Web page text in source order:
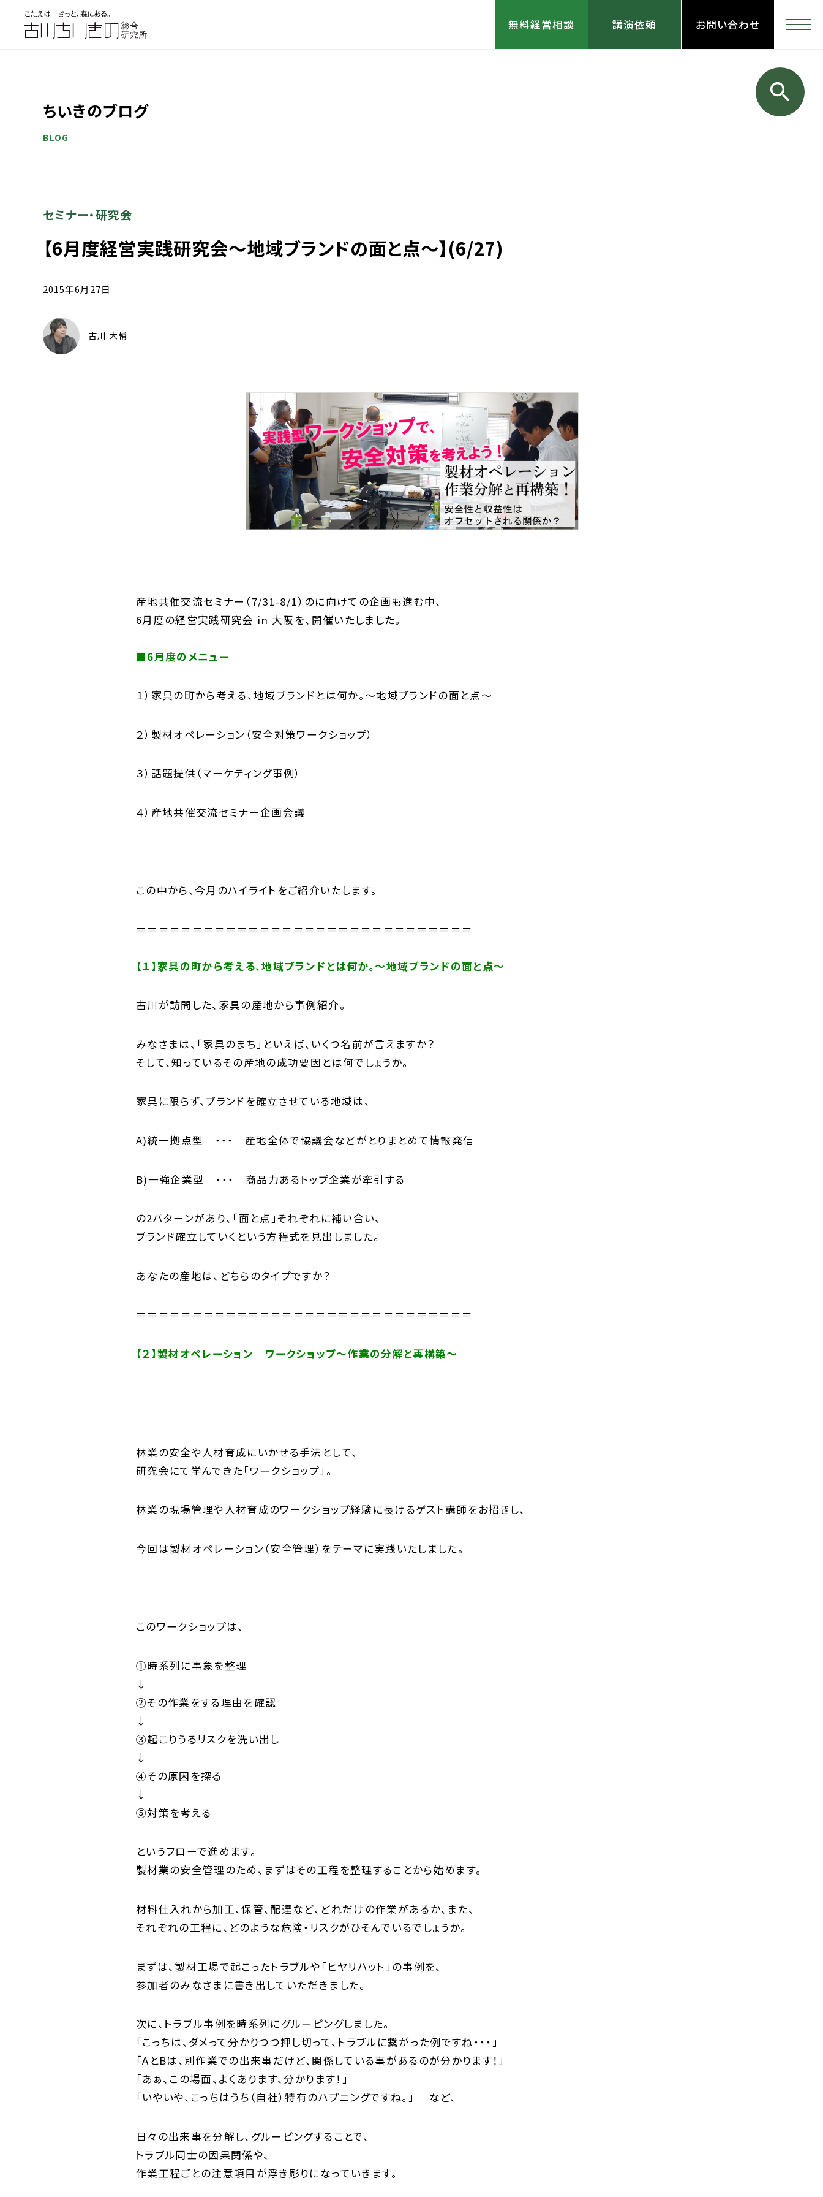
無料経営相談 講演依頼 お問い合わせ
ちいきのブログ
BLOG
セミナー・研究会
【6月度経営実践研究会～地域ブランドの面と点～】(6/27)
2015年6月27日
古川 大輔
産地共催交流セミナー（7/31-8/1）のに向けての企画も進む中、
6月度の経営実践研究会 in 大阪を、開催いたしました。
■6月度のメニュー
１）家具の町から考える、地域ブランドとは何か。～地域ブランドの面と点～
２）製材オペレーション（安全対策ワークショップ）
３）話題提供（マーケティング事例）
４）産地共催交流セミナー企画会議
この中から、今月のハイライトをご紹介いたします。
＝＝＝＝＝＝＝＝＝＝＝＝＝＝＝＝＝＝＝＝＝＝＝＝＝＝＝＝＝＝
【１】家具の町から考える、地域ブランドとは何か。～地域ブランドの面と点～
古川が訪問した、家具の産地から事例紹介。
みなさまは、「家具のまち」といえば、いくつ名前が言えますか？
そして、知っているその産地の成功要因とは何でしょうか。
家具に限らず、ブランドを確立させている地域は、
A)統一拠点型 ・・・ 産地全体で協議会などがとりまとめて情報発信
B)一強企業型 ・・・ 商品力あるトップ企業が牽引する
の2パターンがあり、「面と点」それぞれに補い合い、
ブランド確立していくという方程式を見出しました。
あなたの産地は、どちらのタイプですか？
＝＝＝＝＝＝＝＝＝＝＝＝＝＝＝＝＝＝＝＝＝＝＝＝＝＝＝＝＝＝
【２】製材オペレーション ワークショップ～作業の分解と再構築～
林業の安全や人材育成にいかせる手法として、
研究会にて学んできた「ワークショップ」。
林業の現場管理や人材育成のワークショップ経験に長けるゲスト講師をお招きし、
今回は製材オペレーション（安全管理）をテーマに実践いたしました。
このワークショップは、
①時系列に事象を整理
↓
②その作業をする理由を確認
↓
③起こりうるリスクを洗い出し
↓
④その原因を探る
↓
⑤対策を考える
というフローで進めます。
製材業の安全管理のため、まずはその工程を整理することから始めます。
材料仕入れから加工、保管、配達など、どれだけの作業があるか、また、
それぞれの工程に、どのような危険・リスクがひそんでいるでしょうか。
まずは、製材工場で起こったトラブルや「ヒヤリハット」の事例を、
参加者のみなさまに書き出していただきました。
次に、トラブル事例を時系列にグルーピングしました。
「こっちは、ダメって分かりつつ押し切って、トラブルに繋がった例ですね・・・」
「AとBは、別作業での出来事だけど、関係している事があるのが分かります！」
「あぁ、この場面、よくあります、分かります！」
「いやいや、こっちはうち（自社）特有のハプニングですね。」 など、
日々の出来事を分解し、グルーピングすることで、
トラブル同士の因果関係や、
作業工程ごとの注意項目が浮き彫りになっていきます。